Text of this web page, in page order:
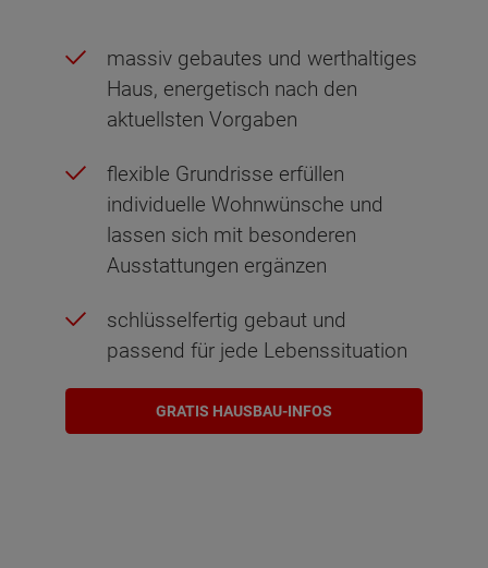
massiv gebautes und werthaltiges
Haus, energetisch nach den
aktuellsten Vorgaben
flexible Grundrisse erfüllen
individuelle Wohnwünsche und
lassen sich mit besonderen
Ausstattungen ergänzen
schlüsselfertig gebaut und
passend für jede Lebenssituation
GRATIS HAUSBAU-INFOS